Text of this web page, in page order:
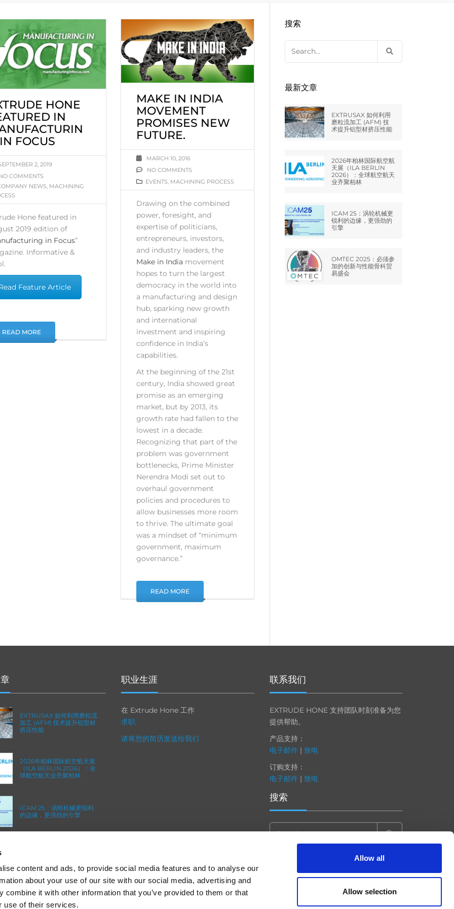
content and ads, to provide social media features and to analyse our
about your use of our site with our social media, advertising and
combine it with other information that you’ve provided to them or that
use of their services.
Allow all
Allow selection
EXTRUDE HONE LLC – HUNTLEY –
USA
EXTRUDE HONE GMBH –
EXTRUDE HONE LTD – MILTON
KEYNES – UK
法国EXTRUDE HONE
EXTRUDE HONE ITALIA SRL
来自于EXTRUDE HONE公司的机床
HONE
IN
FOCUS
2, 2019
COMMENTS
NEWS, MACHINING
Hone featured in
2019 edition of
in Focus”
Informative &
Feature Article
READ MORE
MAKE IN INDIA
MOVEMENT
PROMISES NEW
FUTURE.
MARCH 10, 2016
NO COMMENTS
EVENTS MACHINING PROCESS
Drawing on the combined
power, foresight, and
expertise of politicians,
entrepreneurs, investors,
and industry leaders, the
Make in India movement
hopes to turn the largest
democracy in the world into
a manufacturing and design
hub, sparking new growth
and international
investment and inspiring
confidence in India’s
capabilities.
At the beginning of the 21st
century, India showed great
promise as an emerging
market, but by 2013, its
growth rate had fallen to the
lowest in a decade.
Recognizing that part of the
problem was government
bottlenecks, Prime Minister
Nerendra Modi set out to
overhaul government
policies and procedures to
allow businesses more room
to thrive. The ultimate goal
was a mindset of “minimum
government, maximum
governance.”
READ MORE
搜索
for:
最新文章
EXTRUSAX 如何利用
磨粒流加工 (AFM) 技
术提升铝型材挤压性能
2026年柏林国际航空航
天展（ILA BERLIN
2026）：全球航空航天
业齐聚柏林
ICAM 25：涡轮机械更
锐利的边缘，更强劲的
引擎
OMTEC 2025：必须参
加的创新与性能骨科贸
易盛会
EXTRUSAX 如何利用磨粒流
加工 (AFM) 技术提升铝型材
挤压性能
2026年柏林国际航空航天展
（ILA BERLIN 2026）：全
球航空航天业齐聚柏林
ICAM 25：涡轮机械更锐利
的边缘，更强劲的引擎
职业生涯
在 Extrude Hone 工作
求职
请将您的简历发送给我们
联系我们
EXTRUDE HONE 支持团队时刻准备为您
提供帮助。
产品支持：
电子邮件| 致电
订购支持：
电子邮件| 致电
搜索
Search